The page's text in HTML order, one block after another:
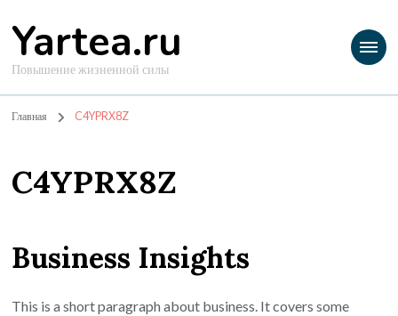
Yartea.ru
Повышение жизненной силы
Главная C4YPRX8Z
C4YPRX8Z
Business Insights
This is a short paragraph about business. It covers some